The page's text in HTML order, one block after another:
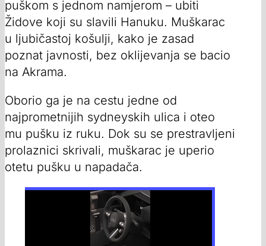
puškom s jednom namjerom – ubiti
Židove koji su slavili Hanuku. Muškarac
u ljubičastoj košulji, kako je zasad
poznat javnosti, bez oklijevanja se bacio
na Akrama.
Oborio ga je na cestu jedne od
najprometnijih sydneyskih ulica i oteo
mu pušku iz ruku. Dok su se prestravljeni
prolaznici skrivali, muškarac je uperio
otetu pušku u napadača.